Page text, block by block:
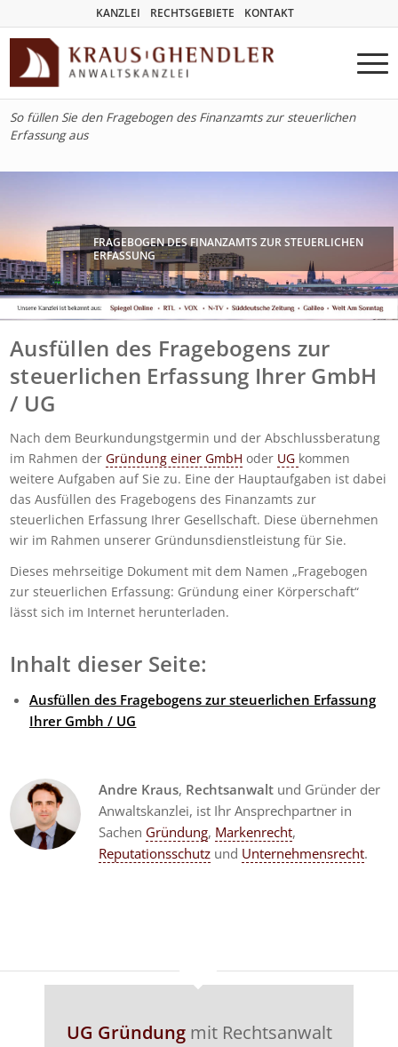
KANZLEI RECHTSGEBIETE KONTAKT
So füllen Sie den Fragebogen des Finanzamts zur steuerlichen
Erfassung aus
FRAGEBOGEN DES FINANZAMTS ZUR STEUERLICHEN
ERFASSUNG
Ausfüllen des Fragebogens zur
steuerlichen Erfassung Ihrer GmbH
/ UG
Nach dem Beurkundungstgermin und der Abschlussberatung
im Rahmen derGründung einer GmbH oder UG kommen
weitere Aufgaben auf Sie zu. Eine der Hauptaufgaben ist dabei
das Ausfüllen des Fragebogens des Finanzamts zur
steuerlichen Erfassung Ihrer Gesellschaft. Diese übernehmen
wir im Rahmen unserer Gründunsdienstleistung für Sie.
Dieses mehrseitige Dokument mit dem Namen „Fragebogen
zur steuerlichen Erfassung: Gründung einer Körperschaft“
lässt sich im Internet herunterladen.
Inhalt dieser Seite:
Ausfüllen des Fragebogens zur steuerlichen Erfassung
Ihrer Gmbh / UG
Andre Kraus, Rechtsanwalt und Gründer der
Anwaltskanzlei, ist Ihr Ansprechpartner in
Sachen Gründung, Markenrecht,
Reputationsschutz und Unternehmensrecht.
UG Gründungmit Rechtsanwalt